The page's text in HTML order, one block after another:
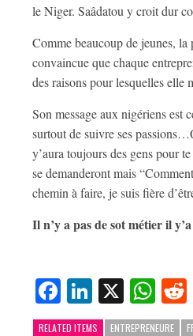
le Niger. Saâdatou y croit dur
Comme beaucoup de jeunes, la
convaincue que chaque
des raisons pour lesquelles elle
Son message aux nigériens est
surtout de suivre ses
y’aura toujours des gens pour
se demanderont mais
chemin à faire, je suis fière
Il n’y a pas de sot métier il
Facebook
LinkedIn
X
RELATED ITEMS ENTREPRENEURE